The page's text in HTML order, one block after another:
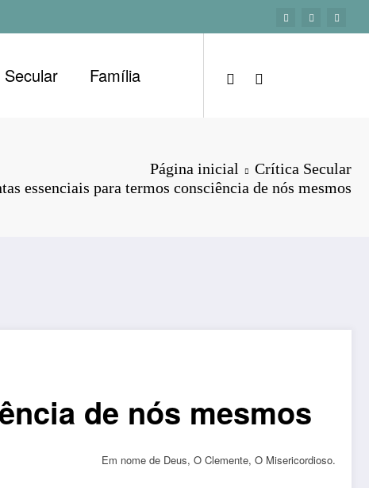
Família
Página inicial
Crítica Secular
essenciais para termos consciência de nós mesmos
de nós mesmos
Em nome de Deus, O Clemente, O Misericordioso.